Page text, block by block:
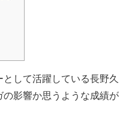
して活躍している長野久
影響か思うような成績が